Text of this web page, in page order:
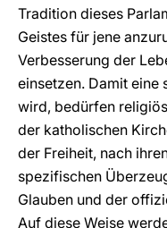
Tradition dieses
Geistes für jene
Verbesserung der
einsetzen. Damit eine
wird, bedürfen
der katholischen
der Freiheit, nach
spezifischen
Glauben und der
Auf diese Weise